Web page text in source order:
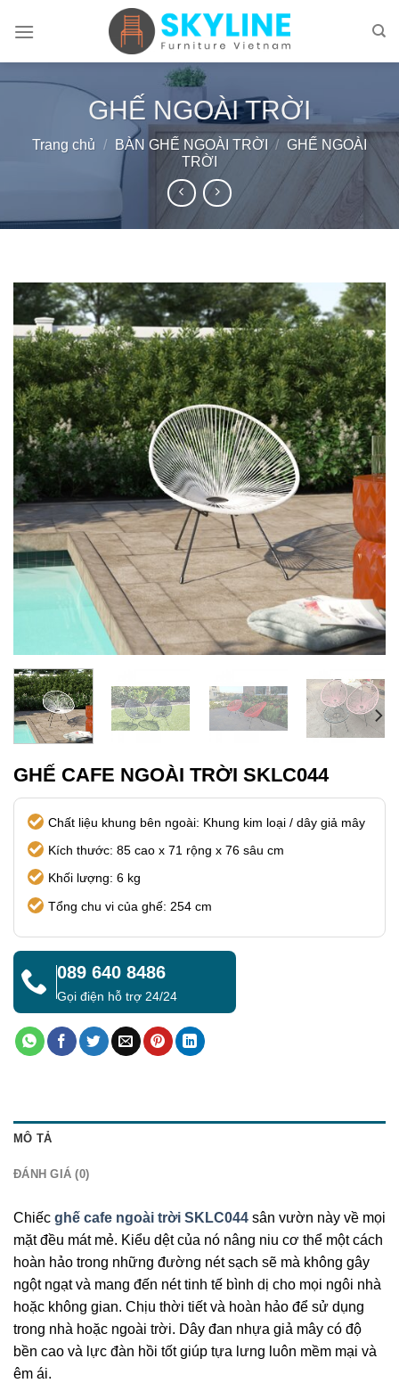
GHẾ NGOÀI TRỜI
Trang chủ / BÀN GHẾ NGOÀI TRỜI / GHẾ NGOÀI
TRỜI
GHẾ CAFE NGOÀI TRỜI SKLC044
Chất liệu khung bên ngoài: Khung kim loại / dây giả mây
Kích thước: 85 cao x 71 rộng x 76 sâu cm
Khối lượng: 6 kg
Tổng chu vi của ghế: 254 cm
089 640 8486
Gọi điện hỗ trợ 24/24
MÔ TẢ
ĐÁNH GIÁ (0)
Chiếc ghế cafe ngoài trời SKLC044 sân vườn này về mọi
mặt đều mát mẻ. Kiểu dệt của nó nâng niu cơ thể một cách
hoàn hảo trong những đường nét sạch sẽ mà không gây
ngột ngạt và mang đến nét tinh tế bình dị cho mọi ngôi nhà
hoặc không gian. Chịu thời tiết và hoàn hảo để sử dụng
trong nhà hoặc ngoài trời. Dây đan nhựa giả mây có độ
bền cao và lực đàn hồi tốt giúp tựa lưng luôn mềm mại và
êm ái.